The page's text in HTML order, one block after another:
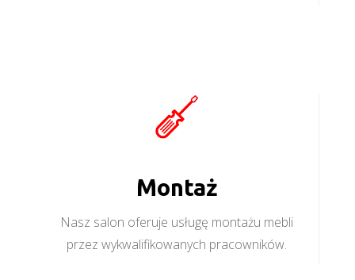
Montaż
Nasz salon oferuje usługę montażu mebli
przez wykwalifikowanych pracowników.